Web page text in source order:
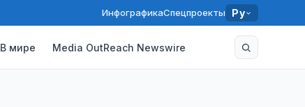
ИнфографикаСпецпроекты Ру
В мире Media OutReach Newswire